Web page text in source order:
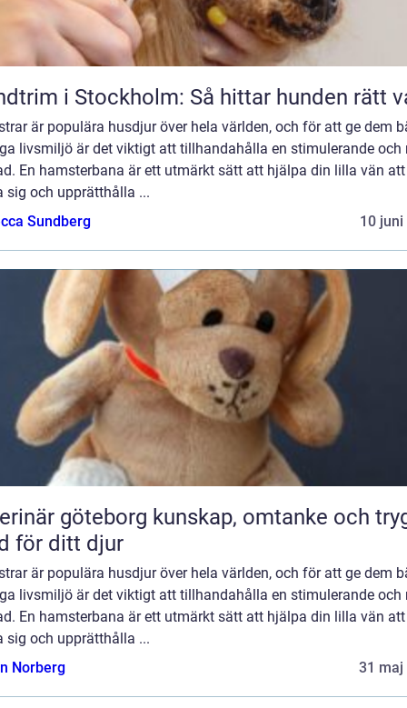
i Stockholm: Så hittar hunden rätt
är populära husdjur över hela världen, och för att ge dem
livsmiljö är det viktigt att tillhandahålla en stimulerande och
En hamsterbana är ett utmärkt sätt att hjälpa din lilla vän att
sig och upprätthålla ...
Sundberg
10 juni
kunskap, omtanke och trygg
för ditt djur
är populära husdjur över hela världen, och för att ge dem
livsmiljö är det viktigt att tillhandahålla en stimulerande och
En hamsterbana är ett utmärkt sätt att hjälpa din lilla vän att
sig och upprätthålla ...
Norberg
31 maj